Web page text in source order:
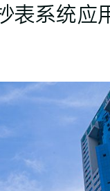
表系统应